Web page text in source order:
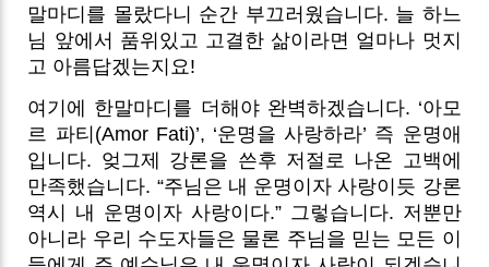
말마디를 몰랐다니 순간 부끄러웠습니다. 늘 하느
님 앞에서 품위있고 고결한 삶이라면 얼마나 멋지
고 아름답겠는지요!
여기에 한말마디를 더해야 완벽하겠습니다. ‘아모
르 파티(Amor Fati)’, ‘운명을 사랑하라’ 즉 운명애
입니다. 엊그제 강론을 쓴후 저절로 나온 고백에
만족했습니다. “주님은 내 운명이자 사랑이듯 강론
역시 내 운명이자 사랑이다.” 그렇습니다. 저뿐만
아니라 우리 수도자들은 물론 주님을 믿는 모든 이